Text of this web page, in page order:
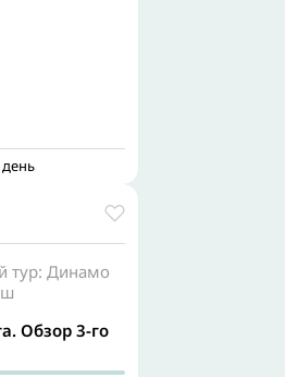
тур: Динамо
Обзор 3-го